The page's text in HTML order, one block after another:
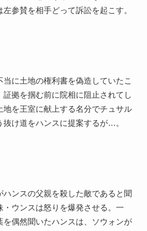
参賛を相手どって訴訟を起こす。
に土地の権利書を偽造していたこ
証拠を掴む前に院相に阻止されてし
地を王室に献上する名分でチュサル
抜け道をハンスに提案するが…。
ハンスの父親を殺した敵であると聞
・ウンスは怒りを爆発させる。一
を偶然聞いたハンスは、ソウォンが